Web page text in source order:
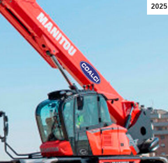
2025